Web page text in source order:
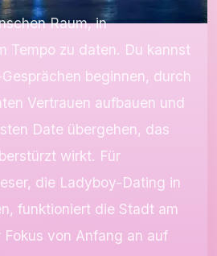
Raum, in
Tempo zu daten. Du kannst
beginnen, durch
Vertrauen aufbauen und
Date übergehen, das
wirkt. Für
die Ladyboy-Dating in
funktioniert die Stadt am
von Anfang an auf